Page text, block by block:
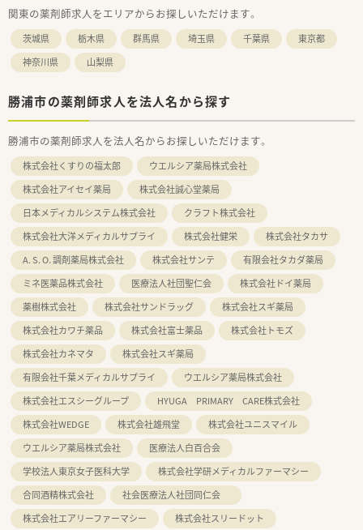
関東の薬剤師求人をエリアからお探しいただけます。
茨城県 栃木県 群馬県 埼玉県 千葉県
東京都
神奈川県
山梨県
勝浦市の薬剤師求人を法人名から探す
勝浦市の薬剤師求人を法人名からお探しいただけます。
株式会社くすりの福太郎
ウエルシア薬局株式会社
株式会社アイセイ薬局
株式会社誠心堂薬局
日本メディカルシステム株式会社
クラフト株式会社
株式会社大洋メディカルサプライ
株式会社健栄
株式会社タカサ
A. S. O. 調剤薬局株式会社
株式会社サンテ
有限会社タカダ薬局
ミネ医薬品株式会社
医療法人社団聖仁会
株式会社ドイ薬局
薬樹株式会社
株式会社サンドラッグ
株式会社スギ薬局
株式会社カワチ薬品
株式会社富士薬品
株式会社トモズ
株式会社カネマタ
株式会社スギ薬局
有限会社千葉メディカルサプライ
ウエルシア薬局株式会社
株式会社エスシーグループ
HYUGA PRIMARY CARE株式会社
株式会社WEDGE
株式会社雄飛堂
株式会社ユニスマイル
ウエルシア薬局株式会社
医療法人白百合会
学校法人東京女子医科大学
株式会社学研メディカルファーマシー
合同酒精株式会社
社会医療法人社団同仁会
株式会社エアリーファーマシー
株式会社スリードット